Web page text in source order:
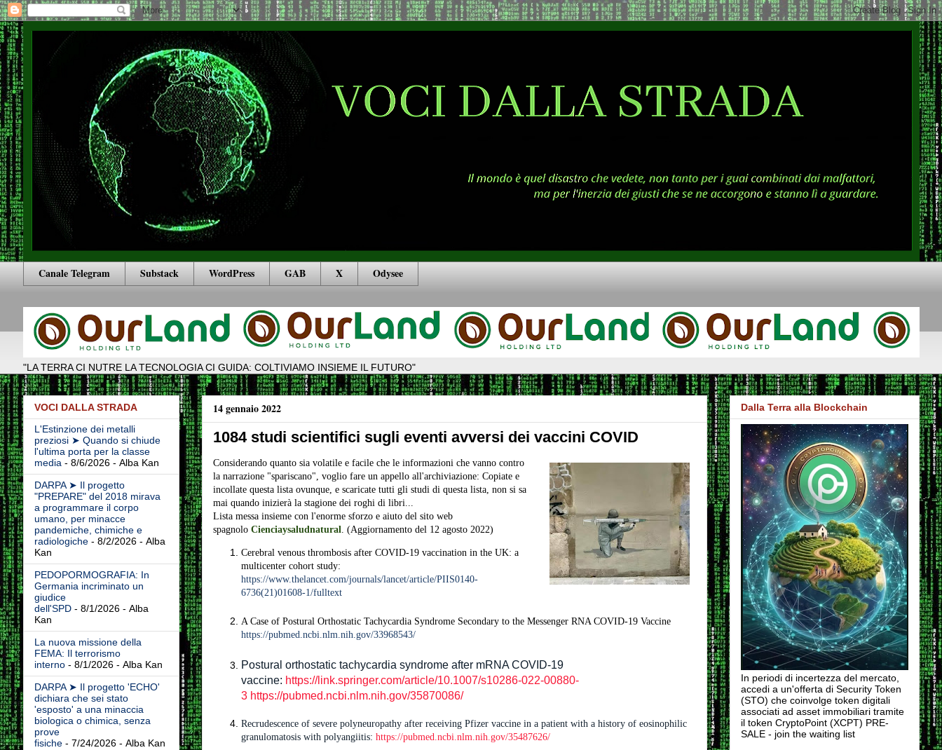
Canale Telegram Substack WordPress GAB X Odysee
"LA TERRA CI NUTRE LA TECNOLOGIA CI GUIDA: COLTIVIAMO INSIEME IL FUTURO"
14 gennaio 2022
1084 studi scientifici sugli eventi avversi dei vaccini COVID
Considerando quanto sia volatile e facile che le informazioni che vanno contro
la narrazione "spariscano", voglio fare un appello all'archiviazione: Copiate e
incollate questa lista ovunque, e scaricate tutti gli studi di questa lista, non si sa
mai quando inizierà la stagione dei roghi di libri...
Lista messa insieme con l'enorme sforzo e aiuto del sito web
spagnolo Cienciaysaludnatural . (Aggiornamento del 12 agosto 2022)
Cerebral venous thrombosis after COVID-19 vaccination in the UK: a
multicenter cohort study:
https://www.thelancet.com/journals/lancet/article/PIIS0140-
6736(21)01608-1/fulltext
A Case of Postural Orthostatic Tachycardia Syndrome Secondary to the Messenger RNA COVID-19 Vaccine
https://pubmed.ncbi.nlm.nih.gov/33968543/
Postural orthostatic tachycardia syndrome after mRNA COVID-19
vaccine: https://link.springer.com/article/10.1007/s10286-022-00880-
3 https://pubmed.ncbi.nlm.nih.gov/35870086/
Recrudescence of severe polyneuropathy after receiving Pfizer vaccine in a patient with a history of eosinophilic
granulomatosis with polyangiitis: https://pubmed.ncbi.nlm.nih.gov/35487626/
VOCI DALLA STRADA
L'Estinzione dei metalli
preziosi ➤ Quando si chiude
l'ultima porta per la classe
media - 8/6/2026- Alba Kan
DARPA ➤ Il progetto
"PREPARE" del 2018 mirava
a programmare il corpo
umano, per minacce
pandemiche, chimiche e
radiologiche- 8/2/2026- Alba
Kan
PEDOPORMOGRAFIA: In
Germania incriminato un
giudice
dell'SPD- 8/1/2026- Alba
Kan
La nuova missione della
FEMA: Il terrorismo
interno- 8/1/2026- Alba Kan
DARPA ➤ Il progetto 'ECHO'
dichiara che sei stato
'esposto' a una minaccia
biologica o chimica, senza
prove
fisiche- 7/24/2026- Alba Kan
Dalla Terra alla Blockchain
In periodi di incertezza del mercato,
accedi a un'offerta di Security Token
(STO) che coinvolge token digitali
associati ad asset immobiliari tramite
il token CryptoPoint (XCPT) PRE-
SALE - join the waiting list